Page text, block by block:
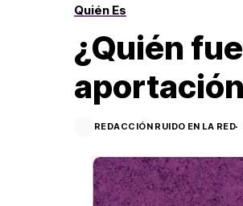
Quién Es
¿Quién
REDACCIÓN RUIDO EN LA RED